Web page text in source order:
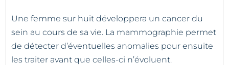
Une femme sur huit développera un cancer du
sein au cours de sa vie. La mammographie permet
de détecter d’éventuelles anomalies pour ensuite
les traiter avant que celles-ci n’évoluent.